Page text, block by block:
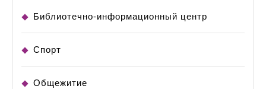
Библиотечно-информационный центр
Спорт
Общежитие